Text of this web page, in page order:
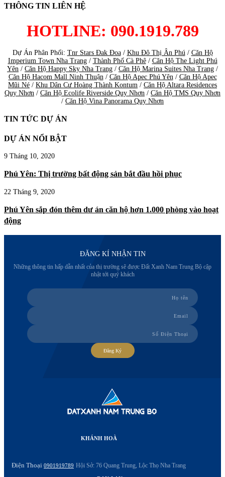
THÔNG TIN LIÊN HỆ
HOTLINE: 090.1919.789
Dự Án Phân Phối: Tnr Stars Đak Đoa/ Khu Đô Thị Ân Phú / Căn Hộ
Imperium Town Nha Trang/ Thành Phố Cà Phê/ Căn Hộ The Light Phú
Yên / Căn Hộ Happy Sky Nha Trang / Căn Hộ Marina Suites Nha Trang /
Căn Hộ Hacom Mall Ninh Thuận / Căn Hộ Apec Phú Yên / Căn Hộ Apec
Mũi Né / Khu Dân Cư Hoàng Thành Kontum / Căn Hộ Altara Residences
Quy Nhơn / Căn Hộ Ecolife Riverside Quy Nhơn / Căn Hộ TMS Quy Nhơn
/ Căn Hộ Vina Panorama Quy Nhơn
TIN TỨC DỰ ÁN
DỰ ÁN NỔI BẬT
9 Tháng 10, 2020
Phú Yên: Thị trường bất động sản bắt đầu hồi phục
22 Tháng 9, 2020
Phú Yên sắp đón thêm dư án căn hộ hơn 1.000 phòng vào hoạt
động
KHÁNH HOÀ
Điện Thoại 0901919789 Hội Sở: 76 Quang Trung, Lộc Thọ Nha Trang
ĐĂNG KÍ NHẬN TIN
Những thông tin hấp dẫn nhất của thị trường sẽ được Đất Xanh Nam Trung Bộ cập
nhật tới quý khách
Đăng Ký